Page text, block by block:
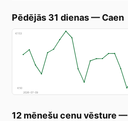
Pēdējās 31 dienas— Caen
€153
€50
2026-07-09
12 mēnešu cenu vēsture —